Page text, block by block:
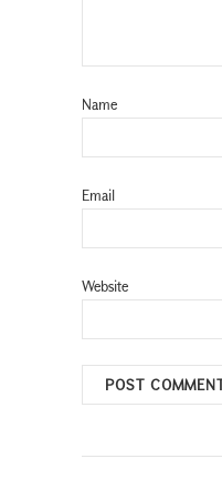
Name
Email
Website